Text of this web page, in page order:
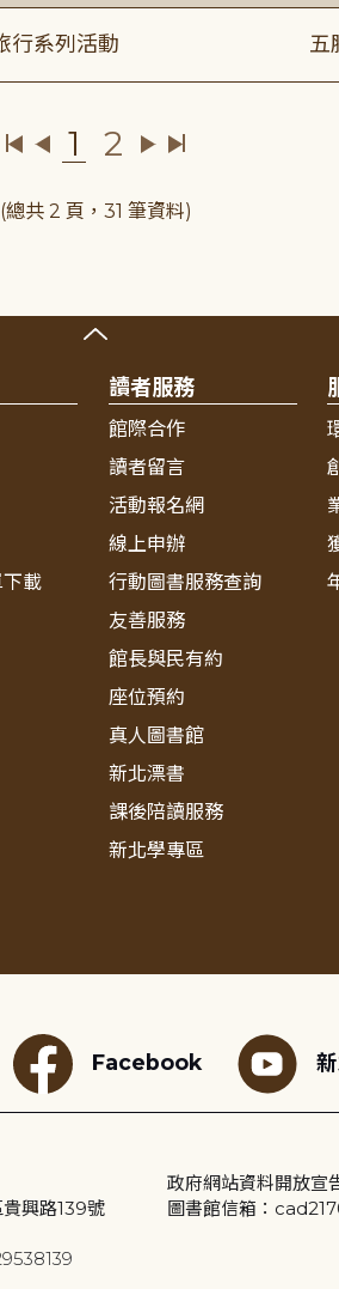
行系列活動 五
1 2
(總共 2 頁，31 筆資料)
載
讀者服務
館際合作
讀者留言
活動報名網
線上申辦
行動圖書服務查詢
友善服務
館長與民有約
座位預約
真人圖書館
新北漂書
課後陪讀服務
新北學專區
Facebook
興路139號
政府網站資料開放宣
圖書館信箱：